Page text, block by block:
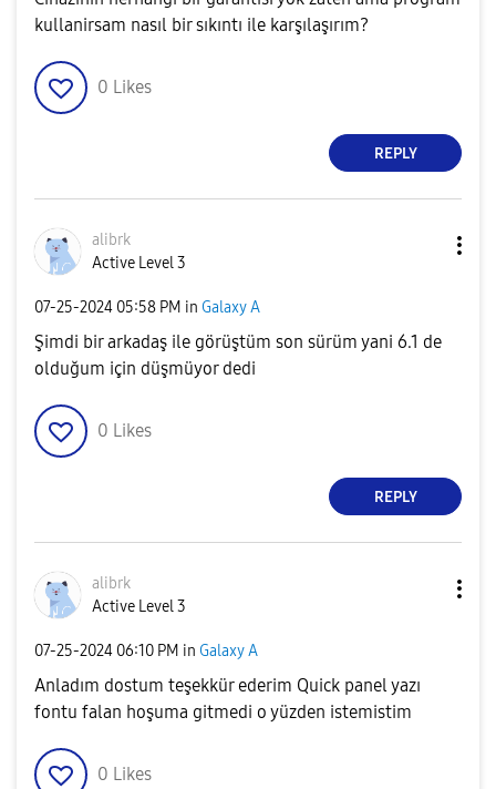
kullanirsam nasıl bir sıkıntı ile karşılaşırım?
0 Likes
REPLY
alibrk
Active Level 3
‎07-25-2024 05:58 PM in Galaxy A
Şimdi bir arkadaş ile görüştüm son sürüm yani 6.1 de
olduğum için düşmüyor dedi
0 Likes
REPLY
alibrk
Active Level 3
‎07-25-2024 06:10 PM in Galaxy A
Anladım dostum teşekkür ederim Quick panel yazı
fontu falan hoşuma gitmedi o yüzden istemistim
0 Likes